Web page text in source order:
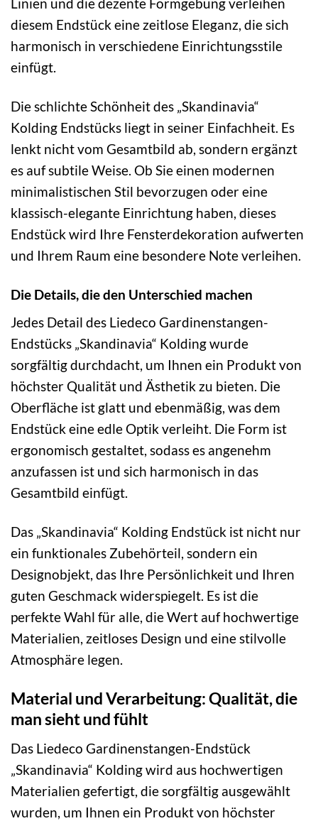
diesem Endstück eine zeitlose Eleganz, die sich
harmonisch in verschiedene Einrichtungsstile
einfügt.
Die schlichte Schönheit des „Skandinavia“
Kolding Endstücks liegt in seiner Einfachheit. Es
lenkt nicht vom Gesamtbild ab, sondern ergänzt
es auf subtile Weise. Ob Sie einen modernen
minimalistischen Stil bevorzugen oder eine
klassisch-elegante Einrichtung haben, dieses
Endstück wird Ihre Fensterdekoration aufwerten
und Ihrem Raum eine besondere Note verleihen.
Die Details, die den Unterschied machen
Jedes Detail des Liedeco Gardinenstangen-
Endstücks „Skandinavia“ Kolding wurde
sorgfältig durchdacht, um Ihnen ein Produkt von
höchster Qualität und Ästhetik zu bieten. Die
Oberfläche ist glatt und ebenmäßig, was dem
Endstück eine edle Optik verleiht. Die Form ist
ergonomisch gestaltet, sodass es angenehm
anzufassen ist und sich harmonisch in das
Gesamtbild einfügt.
Das „Skandinavia“ Kolding Endstück ist nicht nur
ein funktionales Zubehörteil, sondern ein
Designobjekt, das Ihre Persönlichkeit und Ihren
guten Geschmack widerspiegelt. Es ist die
perfekte Wahl für alle, die Wert auf hochwertige
Materialien, zeitloses Design und eine stilvolle
Atmosphäre legen.
Material und Verarbeitung: Qualität, die
man sieht und fühlt
Das Liedeco Gardinenstangen-Endstück
„Skandinavia“ Kolding wird aus hochwertigen
Materialien gefertigt, die sorgfältig ausgewählt
wurden, um Ihnen ein Produkt von höchster